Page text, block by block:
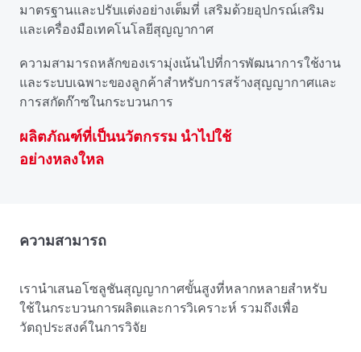
มาตรฐานและปรับแต่งอย่างเต็มที่ เสริมด้วยอุปกรณ์เสริม
และเครื่องมือเทคโนโลยีสุญญากาศ
ความสามารถหลักของเรามุ่งเน้นไปที่การพัฒนาการใช้งาน
และระบบเฉพาะของลูกค้าสําหรับการสร้างสุญญากาศและ
การสกัดก๊าซในกระบวนการ
ผลิตภัณฑ์ที่เป็นนวัตกรรม นําไปใช้
อย่างหลงใหล
ความสามารถ
เรานําเสนอโซลูชันสุญญากาศขั้นสูงที่หลากหลายสําหรับ
ใช้ในกระบวนการผลิตและการวิเคราะห์ รวมถึงเพื่อ
วัตถุประสงค์ในการวิจัย